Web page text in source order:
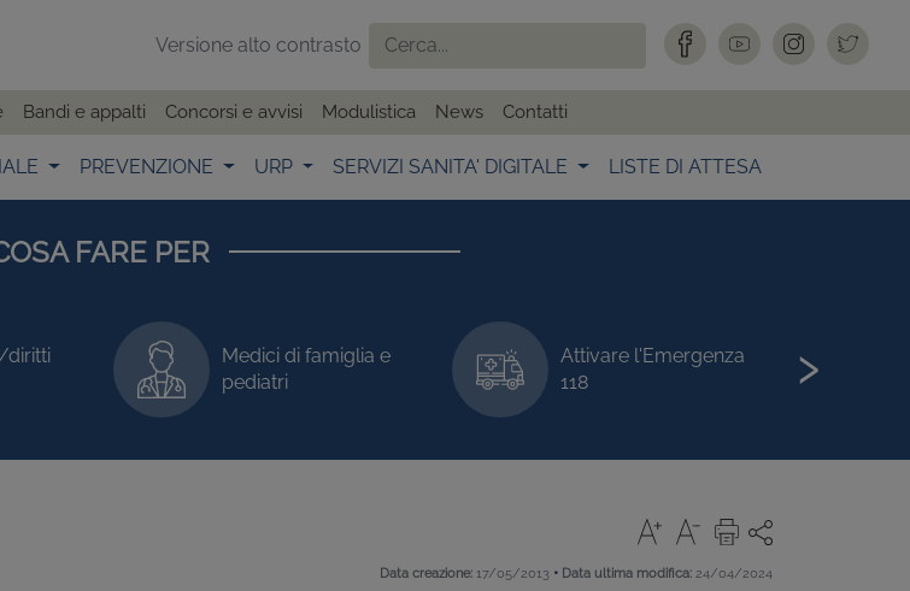
Versione alto contrasto
Bandi e appalti Concorsi e avvisi Modulistica News Contatti
PREVENZIONE URP SERVIZI SANITA' DIGITALE LISTE DI ATTESA
FARE PER
diritti
Medici di famiglia e
pediatri
Attivare l'Emergenza
118
›
Data creazione: 17/05/2013 • Data ultima modifica: 24/04/2024